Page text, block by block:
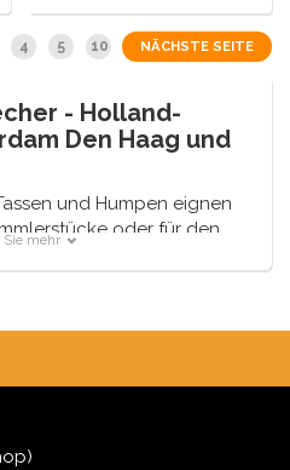
4 5 10 NÄCHSTE SEITE
- Holland-
Den Haag und
und Humpen eignen
oder für den
von 24 Stunden.
verpackt.
Sie mehr